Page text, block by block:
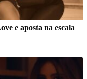
e aposta na escala